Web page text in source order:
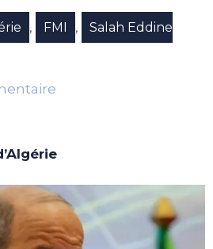
, FMI ,
Salah Eddine